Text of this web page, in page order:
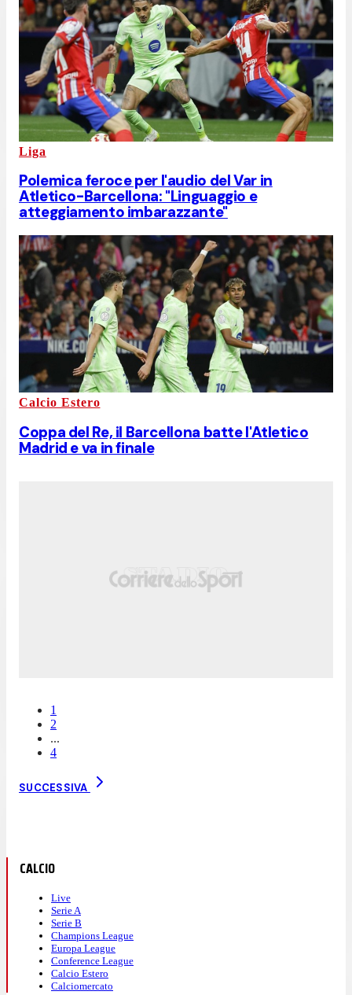
Liga
Polemica feroce per l'audio del Var in
Atletico-Barcellona: "Linguaggio e
atteggiamento imbarazzante"
Calcio Estero
Coppa del Re, il Barcellona batte l'Atletico
Madrid e va in finale
1
2
...
4
SUCCESSIVA
CALCIO
Live
Serie A
Serie B
Champions League
Europa League
Conference League
Calcio Estero
Calciomercato